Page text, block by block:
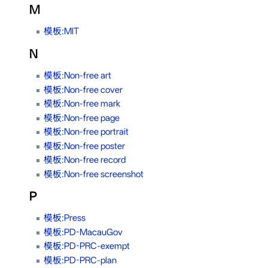
M
模板:MIT
N
模板:Non-free art
模板:Non-free cover
模板:Non-free mark
模板:Non-free page
模板:Non-free portrait
模板:Non-free poster
模板:Non-free record
模板:Non-free screenshot
P
模板:Press
模板:PD-MacauGov
模板:PD-PRC-exempt
模板:PD-PRC-plan